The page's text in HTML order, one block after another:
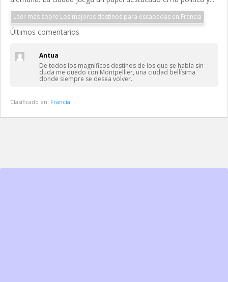
Leer más sobre Los mejores destinos para escapadas en Francia
Últimos comentarios
Antua
De todos los magníficos destinos de los que se habla sin
duda me quedo con Montpellier, una ciudad bellísima
donde siempre se desea volver.
Clasificado en: Francia